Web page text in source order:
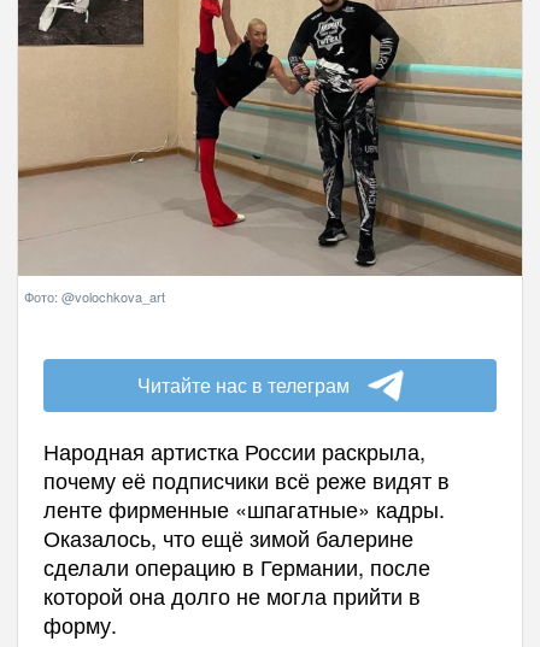
Фото: @volochkova_art
Читайте нас в телеграм
Народная артистка России раскрыла,
почему её подписчики всё реже видят в
ленте фирменные «шпагатные» кадры.
Оказалось, что ещё зимой балерине
сделали операцию в Германии, после
которой она долго не могла прийти в
форму.